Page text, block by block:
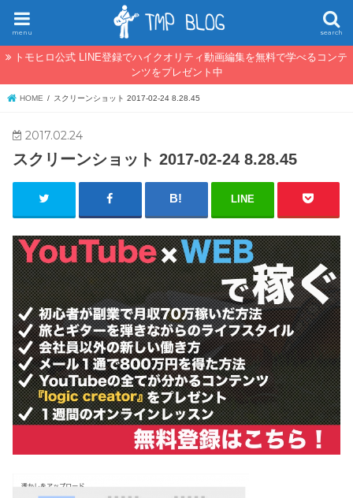
search
menu
トモヒロ公式 LINE登録でハイクオリティ動画編集を無料で学べるコンテ
ンツをプレゼント中
HOME スクリーンショット 2017-02-24 8.28.45
2017.02.24
スクリーンショット 2017-02-24 8.28.45
LINE